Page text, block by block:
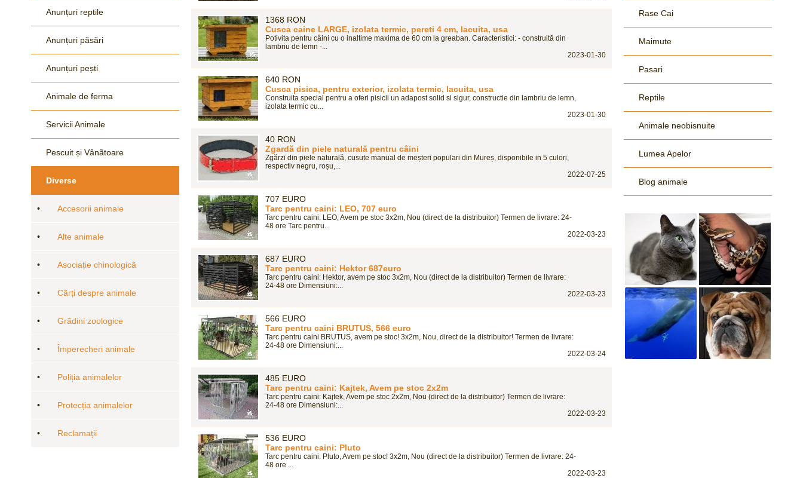
Anunțuri reptile
Anunțuri păsări
Anunțuri pești
Animale de ferma
Servicii Animale
Pescuit și Vânãtoare
Diverse
• Accesorii animale
• Alte animale
• Asociație chinologicã
• Cãrți despre animale
• Grãdini zoologice
• Împerecheri animale
• Poliția animalelor
• Protecția animalelor
• Reclamații
1368 RON
Cusca caine LARGE, izolata termic, pereti 4 cm, lacuita, usa
Potivita pentru câini cu o inaltime maxima de 60 cm la greaban. Caracteristici: - construită din
lambriu de lemn -...
2023-01-30
640 RON
Cusca pisica, pentru exterior, izolata termic, lacuita, usa
Construita special pentru a oferi pisicii un adapost solid si sigur, constructie din lambriu de lemn,
izolata termic cu...
2023-01-30
40 RON
Zgardă din piele naturală pentru câini
Zgărzi din piele naturală, cusute manual de meșteri populari din Mureș, disponibile in 5 culori,
respectiv negru, roșu,...
2022-07-25
707 EURO
Tarc pentru caini: LEO, 707 euro
Tarc pentru caini: LEO, Avem pe stoc 3x2m, Nou (direct de la distribuitor) Termen de livrare: 24-
48 ore Tarc pentru...
2022-03-23
687 EURO
Tarc pentru caini: Hektor 687euro
Tarc pentru caini: Hektor, avem pe stoc 3x2m, Nou (direct de la distribuitor) Termen de livrare:
24-48 ore Dimensiuni:...
2022-03-23
566 EURO
Tarc pentru caini BRUTUS, 566 euro
Tarc pentru caini BRUTUS, avem pe stoc! 3x2m, Nou, direct de la distribuitor! Termen de livrare:
24-48 ore Dimensiuni:...
2022-03-24
485 EURO
Tarc pentru caini: Kajtek, Avem pe stoc 2x2m
Tarc pentru caini: Kajtek, Avem pe stoc 2x2m, Nou (direct de la distribuitor) Termen de livrare:
24-48 ore Dimensiuni:...
2022-03-23
536 EURO
Tarc pentru caini: Pluto
Tarc pentru caini: Pluto, Avem pe stoc! 3x2m, Nou (direct de la distribuitor) Termen de livrare: 24-
48 ore ...
2022-03-23
Rase Cai
Maimute
Pasari
Reptile
Animale neobisnuite
Lumea Apelor
Blog animale